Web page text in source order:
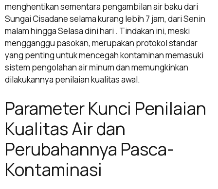
menghentikan sementara pengambilan air baku dari
Sungai Cisadane selama kurang lebih 7 jam, dari Senin
malam hingga Selasa dini hari . Tindakan ini, meski
mengganggu pasokan, merupakan protokol standar
yang penting untuk mencegah kontaminan memasuki
sistem pengolahan air minum dan memungkinkan
dilakukannya penilaian kualitas awal.
Parameter Kunci Penilaian
Kualitas Air dan
Perubahannya Pasca-
Kontaminasi